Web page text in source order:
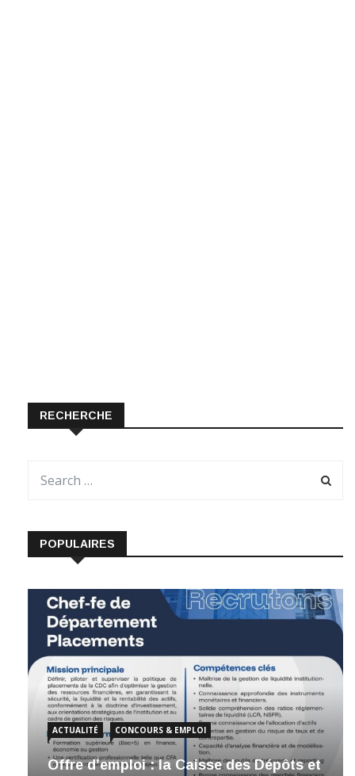
RECHERCHE
POPULAIRES
ACTUALITÉ CONCOURS & EMPLOI
Offre d’emploi : la Caisse des Dépôts et